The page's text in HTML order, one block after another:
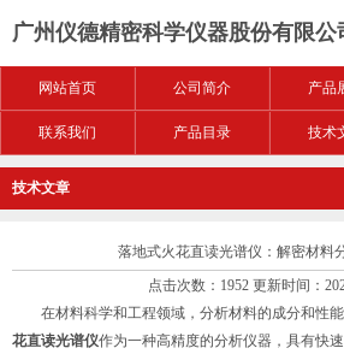
广州仪德精密科学仪器股份有限公
网站首页 公司简介 产品
联系我们 产品目录 技术
技术文章
落地式火花直读光谱仪：解密材料
点击次数：1952 更新时间：
在材料科学和工程领域，分析材料的成分和性能
花直读光谱仪作为一种高精度的分析仪器，具有快